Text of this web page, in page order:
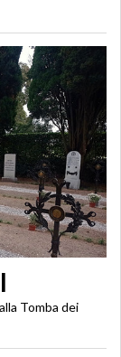
Tomba dei